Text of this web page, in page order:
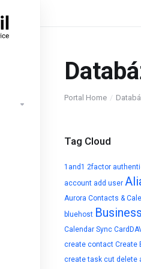
Portal Home
Tag Cloud
1and1 2factor
account add user
Aurora Contacts &
bluehost
Calendar Sync
create contact Create
create task cut delete